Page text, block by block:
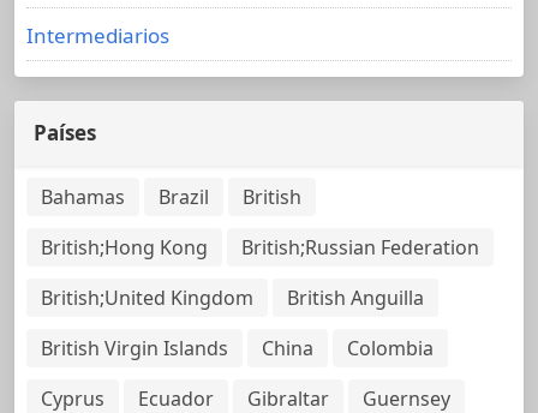
Intermediarios
Países
Bahamas Brazil
British
British;Hong Kong
British;Russian Federation
British;United Kingdom
British Anguilla
British Virgin Islands
China
Colombia
Cyprus
Ecuador Gibraltar
Guernsey